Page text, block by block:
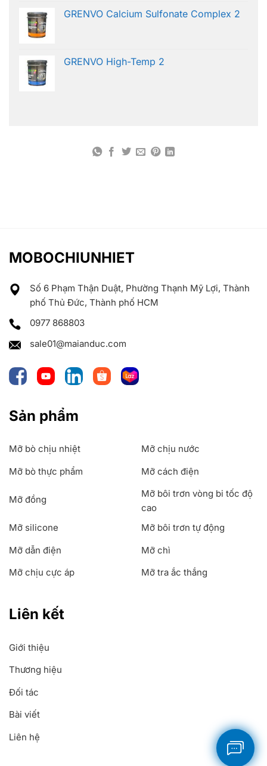
GRENVO Calcium Sulfonate Complex 2
GRENVO High-Temp 2
MOBOCHIUNHIET
Số 6 Phạm Thận Duật, Phường Thạnh Mỹ Lợi, Thành
phố Thủ Đức, Thành phố HCM
0977 868803
sale01@maianduc.com
Sản phẩm
Mỡ bò chịu nhiệt
Mỡ chịu nước
Mỡ bò thực phẩm
Mỡ cách điện
Mỡ đồng
Mỡ bôi trơn vòng bi tốc độ
cao
Mỡ silicone
Mỡ bôi trơn tự động
Mỡ dẫn điện
Mỡ chì
Mỡ chịu cực áp
Mỡ tra ắc thắng
Liên kết
Giới thiệu
Thương hiệu
Đối tác
Bài viết
Liên hệ